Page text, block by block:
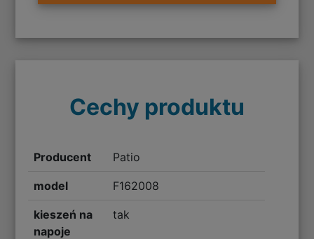
Cechy produktu
Producent Patio
model F162008
kieszeń na
napoje
tak